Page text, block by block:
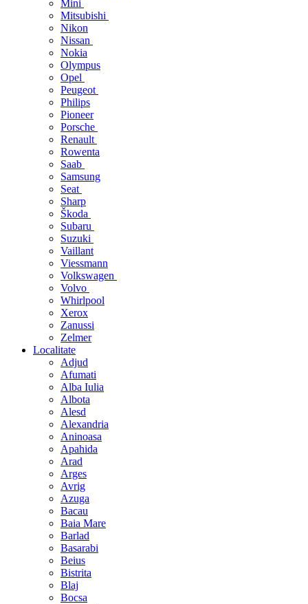
Mini
Mitsubishi
Nikon
Nissan
Nokia
Olympus
Opel
Peugeot
Philips
Pioneer
Porsche
Renault
Rowenta
Saab
Samsung
Seat
Sharp
Škoda
Subaru
Suzuki
Vaillant
Viessmann
Volkswagen
Volvo
Whirlpool
Xerox
Zanussi
Zelmer
Localitate
Adjud
Afumati
Alba Iulia
Albota
Alesd
Alexandria
Aninoasa
Apahida
Arad
Arges
Avrig
Azuga
Bacau
Baia Mare
Barlad
Basarabi
Beius
Bistrita
Blaj
Bocsa